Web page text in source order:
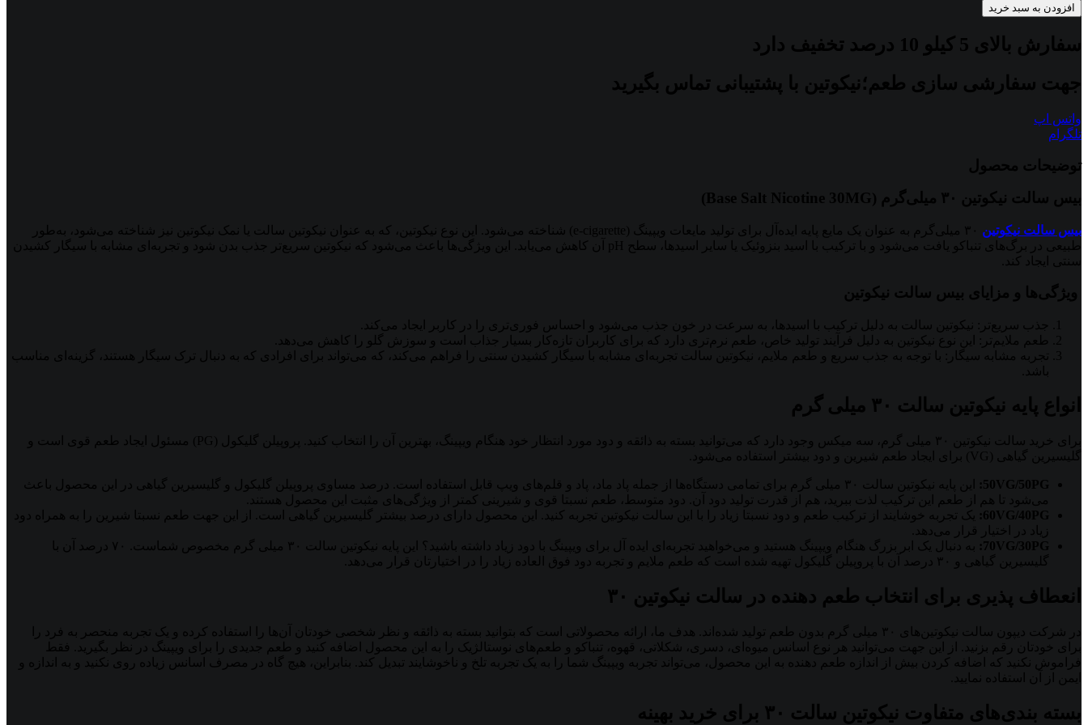
افزودن به سبد خرید
سفارش بالای 5 کیلو 10 درصد تخفیف دارد
جهت سفارشی سازی طعم؛نیکوتین با پشتیبانی تماس بگیرید
واتس اپ
تلگرام
توضیحات محصول
بیس سالت نیکوتین ۳۰ میلی‌گرم (Base Salt Nicotine 30MG)
بیس سالت نیکوتین
۳۰ میلی‌گرم به عنوان یک مایع پایه ایده‌آل برای تولید مایعات ویپینگ (e-cigarette) شناخته می‌شود. این نوع نیکوتین، که به عنوان نیکوتین سالت یا نمک نیکوتین نیز شناخته می‌شود، به‌طور
طبیعی در برگ‌های تنباکو یافت می‌شود و با ترکیب با اسید بنزوئیک یا سایر اسیدها، سطح pH آن کاهش می‌یابد. این ویژگی‌ها باعث می‌شود که نیکوتین سریع‌تر جذب بدن شود و تجربه‌ای مشابه با سیگار کشیدن
سنتی ایجاد کند.
ویژگی‌ها و مزایای بیس سالت نیکوتین
جذب سریع‌تر: نیکوتین سالت به دلیل ترکیب با اسیدها، به سرعت در خون جذب می‌شود و احساس فوری‌تری را در کاربر ایجاد می‌کند.
طعم ملایم‌تر: این نوع نیکوتین به دلیل فرآیند تولید خاص، طعم نرم‌تری دارد که برای کاربران تازه‌کار بسیار جذاب است و سوزش گلو را کاهش می‌دهد.
تجربه مشابه سیگار: با توجه به جذب سریع و طعم ملایم، نیکوتین سالت تجربه‌ای مشابه با سیگار کشیدن سنتی را فراهم می‌کند، که می‌تواند برای افرادی که به دنبال ترک سیگار هستند، گزینه‌ای مناسب
باشد.
انواع پایه نیکوتین سالت ۳۰ میلی گرم
برای خرید سالت نیکوتین ۳۰ میلی گرم، سه میکس وجود دارد که می‌توانید بسته به ذائقه و دود مورد انتظار خود هنگام ویپینگ، بهترین آن را انتخاب کنید. پروپیلن گلیکول (PG) مسئول ایجاد طعم قوی است و
گلیسیرین گیاهی (VG) برای ایجاد طعم شیرین و دود بیشتر استفاده می‌شود.
50VG/50PG
:
این پایه نیکوتین سالت ۳۰ میلی گرم برای تمامی دستگاه‌ها از جمله پاد ماد، پاد و قلم‌های ویپ قابل استفاده است. درصد مساوی پروپیلن گلیکول و گلیسیرین گیاهی در این محصول باعث
می‌شود تا هم از طعم این ترکیب لذت ببرید، هم از قدرت تولید دود آن. دود متوسط، طعم نسبتا قوی و شیرینی کمتر از ویژگی‌های مثبت این محصول هستند.
60VG/40PG
: یک تجربه خوشایند از ترکیب طعم و دود نسبتا زیاد را با این سالت نیکوتین تجربه کنید. این محصول دارای درصد بیشتر گلیسیرین گیاهی است. از این جهت طعم نسبتا شیرین را به همراه دود
زیاد در اختیار قرار می‌دهد.
70VG/30PG
:
به دنبال یک ابر بزرگ هنگام ویپینگ هستید و می‌خواهید تجربه‌ای ایده آل برای ویپینگ با دود زیاد داشته باشید؟ این پایه نیکوتین سالت ۳۰ میلی گرم مخصوص شماست. ۷۰ درصد آن با
گلیسیرین گیاهی و ۳۰ درصد آن با پروپیلن گلیکول تهیه شده است که طعم ملایم و تجربه دود فوق العاده زیاد را در اختیارتان قرار می‌دهد.
انعطاف پذیری برای انتخاب طعم دهنده در سالت نیکوتین ۳۰
در شرکت دیپون سالت نیکوتین‌های ۳۰ میلی گرم بدون طعم تولید شده‌اند. هدف ما، ارائه محصولاتی است که بتوانید بسته به ذائقه و نظر شخصی خودتان آن‌ها را استفاده کرده و یک تجربه منحصر به فرد را
برای خودتان رقم بزنید. از این جهت می‌توانید هر نوع اسانس میوه‌ای، دسری، شکلاتی، قهوه، تنباکو و طعم‌های نوستالژیک را به این محصول اضافه کنید و طعم جدیدی را برای ویپینگ در نظر بگیرید. فقط
فراموش نکنید که اضافه کردن بیش از اندازه طعم دهنده به این محصول، می‌تواند تجربه ویپینگ شما را به یک تجربه تلخ و ناخوشایند تبدیل کند. بنابراین، هیچ گاه در مصرف اسانس زیاده روی نکنید و به اندازه و
ایمن از آن استفاده نمایید.
بسته بندی‌های متفاوت نیکوتین سالت ۳۰ برای خرید بهینه